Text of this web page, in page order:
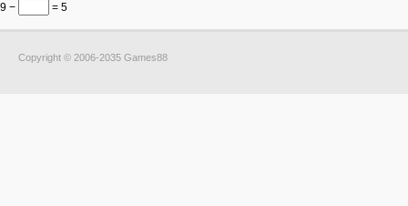
9 − = 5
Copyright © 2006-2035 Games88